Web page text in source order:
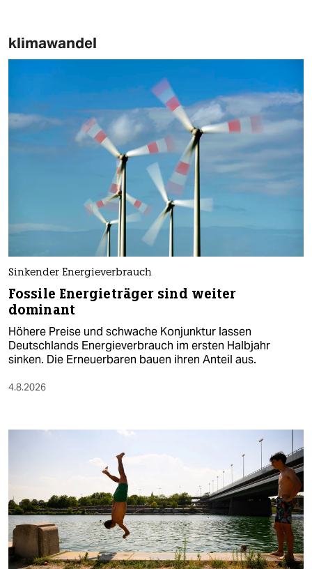
klimawandel
Sinkender Energieverbrauch
Fossile Energieträger sind weiter
dominant
Höhere Preise und schwache Konjunktur lassen
Deutschlands Energieverbrauch im ersten Halbjahr
sinken. Die Erneuerbaren bauen ihren Anteil aus.
4.8.2026